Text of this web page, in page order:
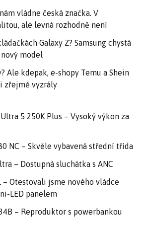
vládne česká značka. V
ale levná rozhodně není
Galaxy Z? Samsung chystá
model
Ale kdepak, e-shopy Temu a Shein
zřejmě vyzrály
5 250K Plus – Vysoký výkon za
NC – Skvěle vybavená střední třída
– Dostupná sluchátka s ANC
– Otestovali jsme nového vládce
LED panelem
– Reproduktor s powerbankou